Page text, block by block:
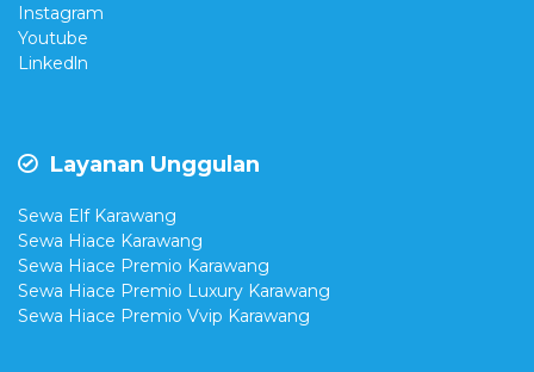
Instagram
Youtube
Linkedln
Layanan Unggulan
Sewa Elf Karawang
Sewa Hiace Karawang
Sewa Hiace Premio Karawang
Sewa Hiace Premio Luxury Karawang
Sewa Hiace Premio Vvip Karawang